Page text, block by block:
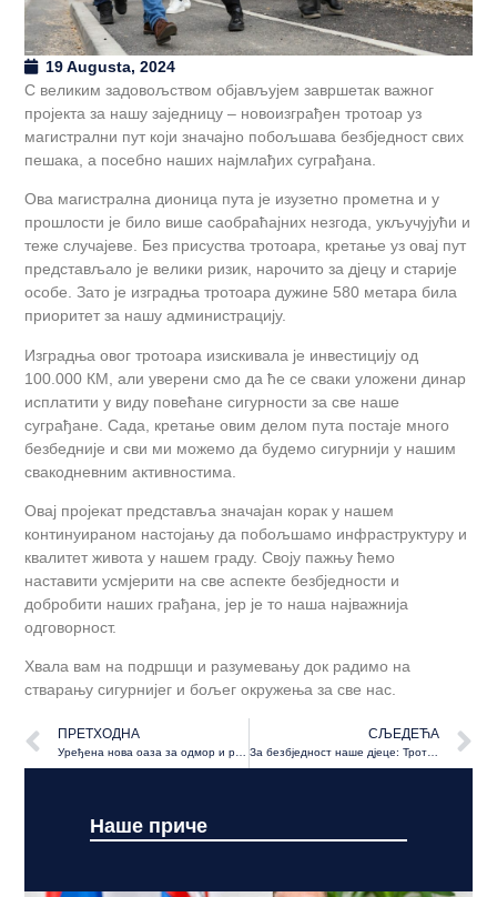
19 Augusta, 2024
С великим задовољством објављујем завршетак важног
пројекта за нашу заједницу – новоизграђен тротоар уз
магистрални пут који значајно побољшава безбједност свих
пешака, а посебно наших најмлађих суграђана.
Ова магистрална дионица пута је изузетно прометна и у
прошлости је било више саобраћајних незгода, укључујући и
теже случајеве. Без присуства тротоара, кретање уз овај пут
представљало је велики ризик, нарочито за дјецу и старије
особе. Зато је изградња тротоара дужине 580 метара била
приоритет за нашу администрацију.
Изградња овог тротоара изискивала је инвестицију од
100.000 КМ, али уверени смо да ће се сваки уложени динар
исплатити у виду повећане сигурности за све наше
суграђане. Сада, кретање овим делом пута постаје много
безбедније и сви ми можемо да будемо сигурнији у нашим
свакодневним активностима.
Овај пројекат представља значајан корак у нашем
континуираном настојању да побољшамо инфраструктуру и
квалитет живота у нашем граду. Своју пажњу ћемо
наставити усмјерити на све аспекте безбједности и
добробити наших грађана, јер је то наша најважнија
одговорност.
Хвала вам на подршци и разумевању док радимо на
стварању сигурнијег и бољег окружења за све нас.
ПРЕТХОДНА
Уређена нова оаза за одмор и рекреацију уз Врбас од Градског до Зеленог моста
СЉЕДЕЋА
За безбједност наше дјеце: Тротоар на потезу од Лазарева до Трна
Наше приче